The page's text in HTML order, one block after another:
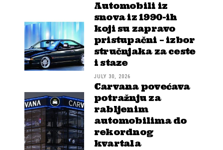
Automobili iz
snova iz 1990-ih
koji su zapravo
pristupačni – izbor
stručnjaka za ceste
i staze
JULY 30, 2026
Carvana povećava
potražnju za
rabljenim
automobilima do
rekordnog
kvartala